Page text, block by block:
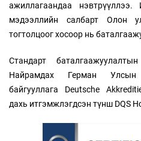
ажиллагаандаа нэвтрүүллээ.
мэдээллийн салбарт Олон
тогтолцоог хосоор нь
Стандарт
Найрамдах Герман Улсын
байгууллага Deutsche
дахь итгэмжлэгдсэн түнш DQS